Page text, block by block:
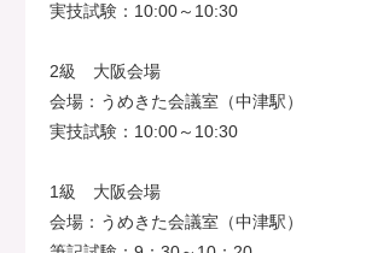
実技試験：10:00～10:30
2級 大阪会場
会場：うめきた会議室（中津駅）
実技試験：10:00～10:30
1級 大阪会場
会場：うめきた会議室（中津駅）